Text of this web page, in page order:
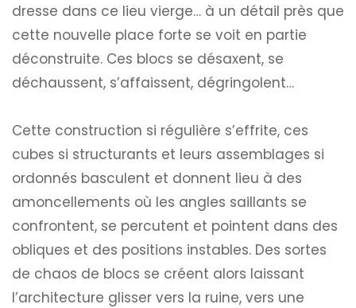
dresse dans ce lieu vierge… à un détail près que
cette nouvelle place forte se voit en partie
déconstruite. Ces blocs se désaxent, se
déchaussent, s’affaissent, dégringolent…
Cette construction si régulière s’effrite, ces
cubes si structurants et leurs assemblages si
ordonnés basculent et donnent lieu à des
amoncellements où les angles saillants se
confrontent, se percutent et pointent dans des
obliques et des positions instables. Des sortes
de chaos de blocs se créent alors laissant
l’architecture glisser vers la ruine, vers une